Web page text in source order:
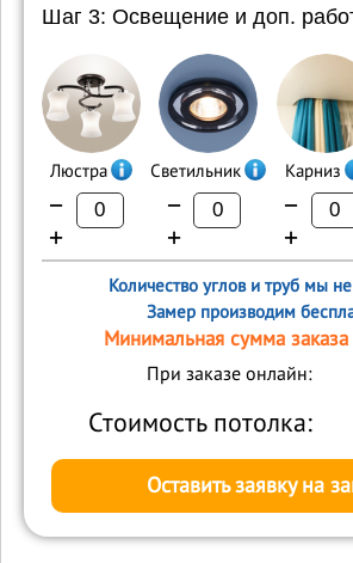
Шаг 3: Освещение и доп.
Люстра
−
+
Светильник
−
+
Карниз
−
+
Количество углов и труб мы
Замер производим
Минимальная сумма
При заказе онлайн:
Стоимость потолка:
Оставить заявку на